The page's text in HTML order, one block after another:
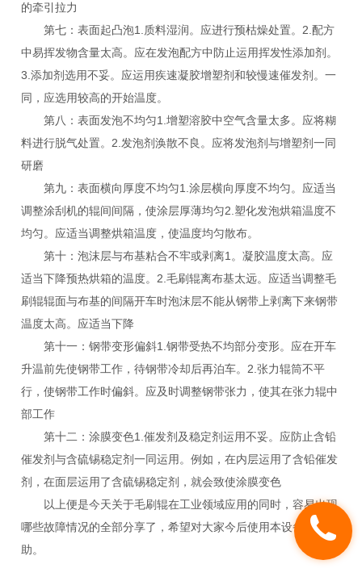
的牵引拉力
第七：表面起凸泡1.质料湿润。应进行预枯燥处置。2.配方
中易挥发物含量太高。应在发泡配方中防止运用挥发性添加剂。
3.添加剂选用不妥。应运用疾速凝胶增塑剂和较慢速催发剂。一
同，应选用较高的开始温度。
第八：表面发泡不均匀1.增塑溶胶中空气含量太多。应将糊
料进行脱气处置。2.发泡剂涣散不良。应将发泡剂与增塑剂一同
研磨
第九：表面横向厚度不均匀1.涂层横向厚度不均匀。应适当
调整涂刮机的辊间间隔，使涂层厚薄均匀2.塑化发泡烘箱温度不
均匀。应适当调整烘箱温度，使温度均匀散布。
第十：泡沫层与布基粘合不牢或剥离1。凝胶温度太高。应
适当下降预热烘箱的温度。2.毛刷辊离布基太远。应适当调整毛
刷辊辊面与布基的间隔开车时泡沫层不能从钢带上剥离下来钢带
温度太高。应适当下降
第十一：钢带变形偏斜1.钢带受热不均部分变形。应在开车
升温前先使钢带工作，待钢带冷却后再泊车。2.张力辊筒不平
行，使钢带工作时偏斜。应及时调整钢带张力，使其在张力辊中
部工作
第十二：涂膜变色1.催发剂及稳定剂运用不妥。应防止含铅
催发剂与含硫锡稳定剂一同运用。例如，在内层运用了含铅催发
剂，在面层运用了含硫锡稳定剂，就会致使涂膜变色
以上便是今天关于毛刷辊在工业领域应用的同时，容易出现
哪些故障情况的全部分享了，希望对大家今后使用本设备能有帮
助。